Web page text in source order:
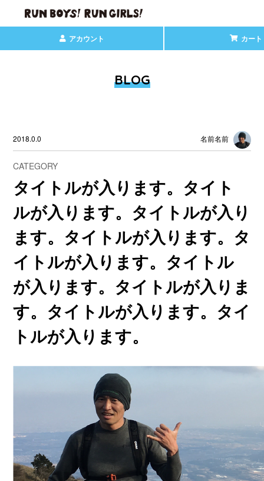
アカウント カート
BLOG
2018.0.0 名前名前
CATEGORY
タイトルが入ります。タイト
ルが入ります。タイトルが入り
ます。タイトルが入ります。タ
イトルが入ります。タイトル
が入ります。タイトルが入りま
す。タイトルが入ります。タイ
トルが入ります。